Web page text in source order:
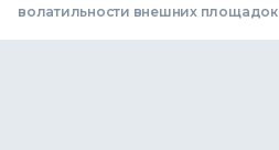
волатильности внешних площадок